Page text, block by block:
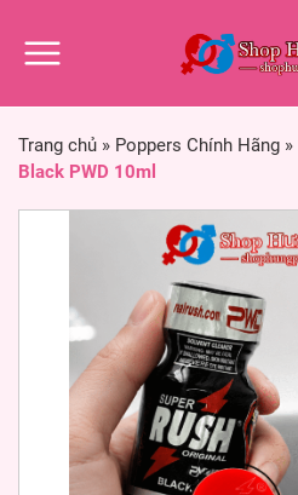
Trang chủ » Poppers Chính Hãng »
Black PWD 10ml